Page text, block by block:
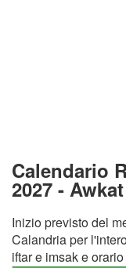
Calendario
2027 -
Inizio previsto del
Calandria per
iftar e imsak e